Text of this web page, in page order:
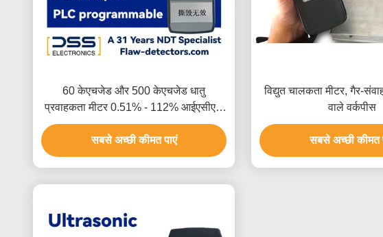
60 केएचजेड और 500 केएचजेड धातु
प्रवाहकता मीटर 0.51% - 112% आईएसीएस
(पूर्ण पैमाने)
सबसे अच्छी कीमत पाएं
विद्युत चालकता मीटर, गैर-
वाले वर्कपीस
सबसे अच्छी कीमत